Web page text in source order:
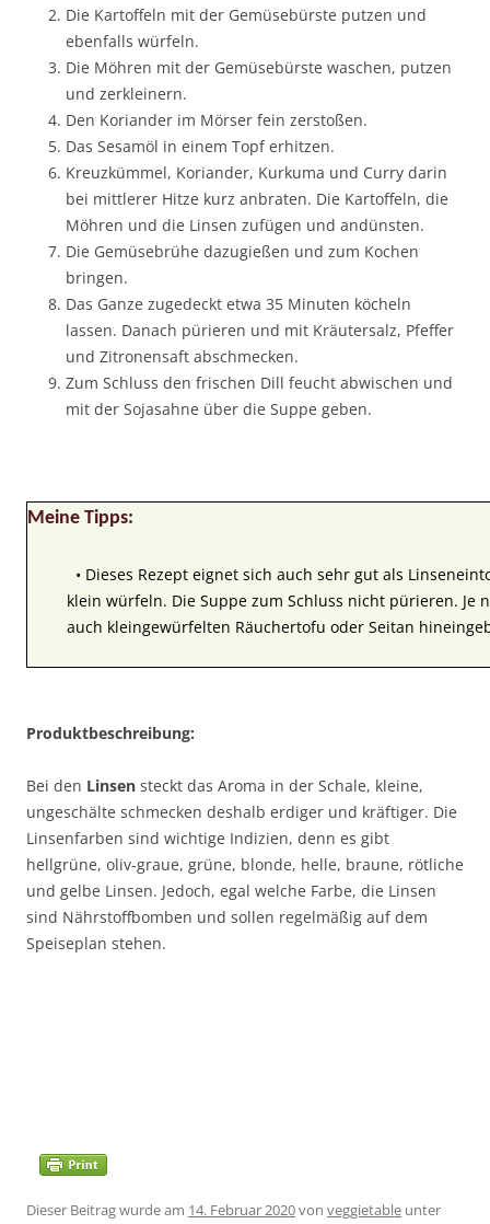
Die Kartoffeln mit der Gemüsebürste putzen und
ebenfalls würfeln.
Die Möhren mit der Gemüsebürste waschen, putzen
und zerkleinern.
Den Koriander im Mörser fein zerstoßen.
Das Sesamöl in einem Topf erhitzen.
Kreuzkümmel, Koriander, Kurkuma und Curry darin
bei mittlerer Hitze kurz anbraten. Die Kartoffeln, die
Möhren und die Linsen zufügen und andünsten.
Die Gemüsebrühe dazugießen und zum Kochen
bringen.
Das Ganze zugedeckt etwa 35 Minuten köcheln
lassen. Danach pürieren und mit Kräutersalz, Pfeffer
und Zitronensaft abschmecken.
Zum Schluss den frischen Dill feucht abwischen und
mit der Sojasahne über die Suppe geben.
Meine Tipps:
• Dieses Rezept eignet sich auch sehr gut als
klein würfeln. Die Suppe zum Schluss nicht pürieren. Je
auch kleingewürfelten Räuchertofu oder Seitan
Produktbeschreibung:
Bei den Linsen steckt das Aroma in der Schale, kleine,
ungeschälte schmecken deshalb erdiger und kräftiger. Die
Linsenfarben sind wichtige Indizien, denn es gibt
hellgrüne, oliv-graue, grüne, blonde, helle, braune, rötliche
und gelbe Linsen. Jedoch, egal welche Farbe, die Linsen
sind Nährstoffbomben und sollen regelmäßig auf dem
Speiseplan stehen.
Dieser Beitrag wurde am 14. Februar 2020von veggietable unter